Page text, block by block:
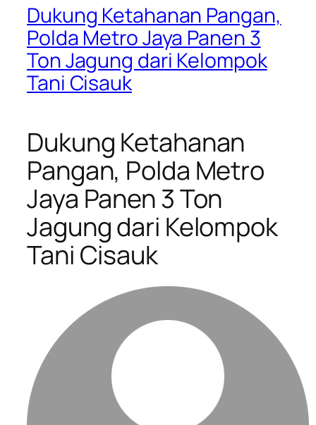
Dukung Ketahanan Pangan,
Polda Metro Jaya Panen 3
Ton Jagung dari Kelompok
Tani Cisauk
Dukung Ketahanan
Pangan, Polda Metro
Jaya Panen 3 Ton
Jagung dari Kelompok
Tani Cisauk